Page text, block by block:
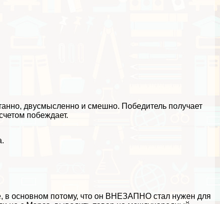
двусмысленно и смешно. Победитель получает
побеждает.
в основном потому, что он ВНЕЗАПНО стал нужен для